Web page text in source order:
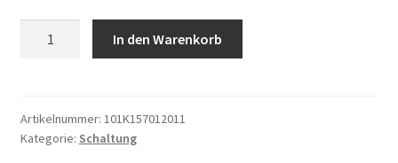
In den Warenkorb
Artikelnummer: 101K157012011
Kategorie: Schaltung